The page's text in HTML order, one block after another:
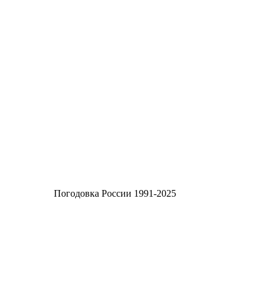
Погодовка России 1991-2025